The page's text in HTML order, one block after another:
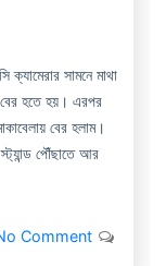
সামনে মাথা
বের হতে হয়। এরপর
বের হলাম।
পৌঁছাতে আর
Comment